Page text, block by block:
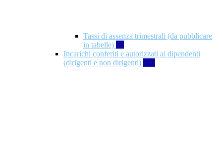
Tassi di assenza trimestrali (da pubblicare
in tabelle) 12
Incarichi conferiti e autorizzati ai dipendenti
(dirigenti e non dirigenti) 490